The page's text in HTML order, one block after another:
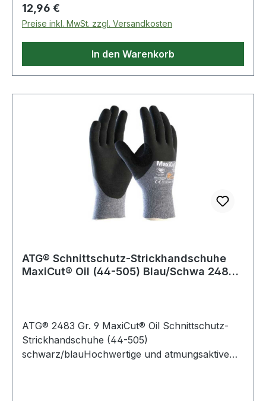
Regulärer Preis:
12,96 €
Preise inkl. MwSt. zzgl. Versandkosten
In den Warenkorb
ATG® Schnittschutz-Strickhandschuhe
MaxiCut® Oil (44-505) Blau/Schwa 2483
ATG® 2483 Gr. 9 MaxiCut® Oil Schnittschutz-
Strickhandschuhe (44-505)
schwarz/blauHochwertige und atmungsaktive